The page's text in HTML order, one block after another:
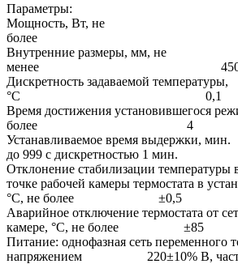
Параметры:
Мощность, Вт, не
более
Внутренние размеры, мм, не
менее
Дискретность задаваемой температуры,
°С 0,1
Время достижения установившегося
более 4
Устанавливаемое время
до 999 с дискретностью 1 мин.
Отклонение стабилизации температуры
точке рабочей камеры термостата в
°С, не более ±0,5
Аварийное отключение термостата от
камере, °С, не более ±85
Питание: однофазная сеть переменного
напряжением 220±10% В,